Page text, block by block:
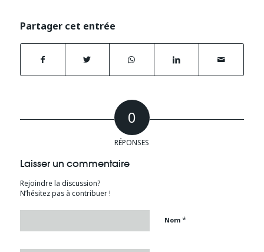
Partager cet entrée
0
RÉPONSES
Laisser un commentaire
Rejoindre la discussion?
N’hésitez pas à contribuer !
Nom *